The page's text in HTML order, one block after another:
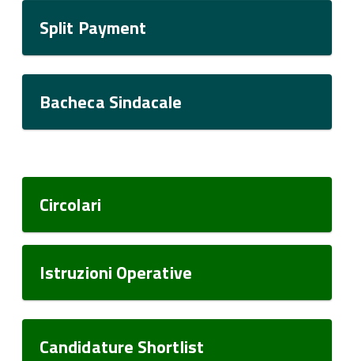
Split Payment
Bacheca Sindacale
Circolari
Istruzioni Operative
Candidature Shortlist